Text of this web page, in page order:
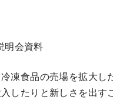
会資料
凍食品の売場を拡大
したりと新しさを出